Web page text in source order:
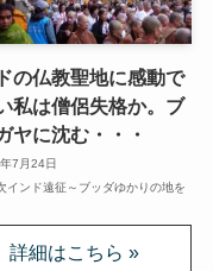
テ
むために
の仏教聖地に感動で
私は僧侶失格か。ブ
ヤに沈む・・・
7月24日
インド遠征～ブッダゆかりの地を